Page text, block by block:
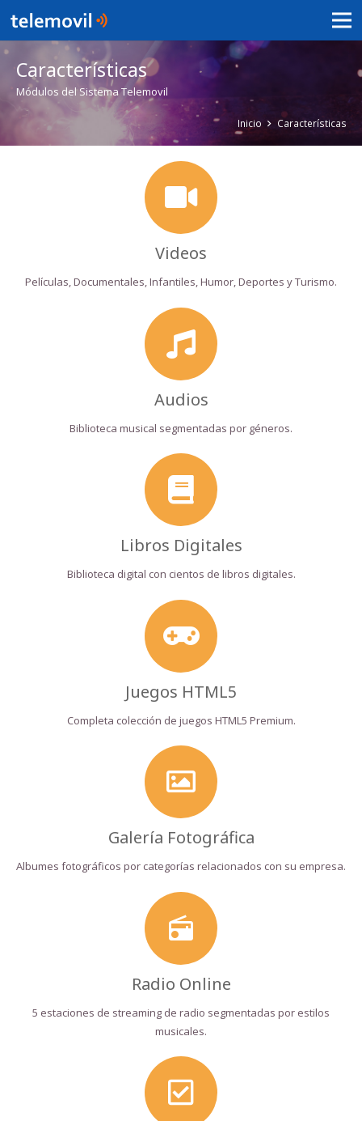
Características
Módulos del Sistema Telemovil
Inicio Características
Videos
Películas, Documentales, Infantiles, Humor, Deportes y Turismo.
Audios
Biblioteca musical segmentadas por géneros.
Libros Digitales
Biblioteca digital con cientos de libros digitales.
Juegos HTML5
Completa colección de juegos HTML5 Premium.
Galería Fotográfica
Albumes fotográficos por categorías relacionados con su empresa.
radio
Radio Online
5 estaciones de streaming de radio segmentadas por estilos
musicales.